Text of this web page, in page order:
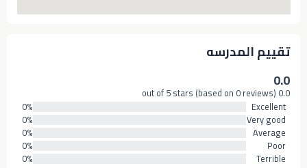
تقييم المدرسه
0.0
0.0 out of 5 stars (based on 0 reviews)
Excellent
0%
Very good
0%
Average
0%
Poor
0%
Terrible
0%